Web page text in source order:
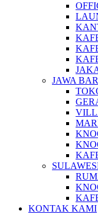
JAWA
KONTAK KAMI